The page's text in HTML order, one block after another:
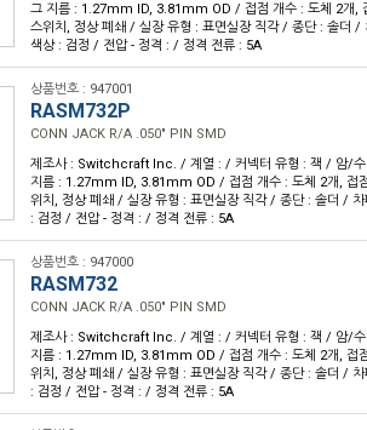
그 지름 : 1.27mm ID, 3.81mm OD / 접점 개수 : 도체 2개,
스위치, 정상 폐쇄 / 실장 유형 : 표면실장 직각 / 종단 : 솔더
색상 : 검정 / 전압 - 정격 : / 정격 전류 : 5A
상품번호 : 947001
RASM732P
CONN JACK R/A .050" PIN SMD
제조사 : Switchcraft Inc. / 계열 : / 커넥터 유형 : 잭 / 암/수
지름 : 1.27mm ID, 3.81mm OD / 접점 개수 : 도체 2개, 접
위치, 정상 폐쇄 / 실장 유형 : 표면실장 직각 / 종단 : 솔더 /
: 검정 / 전압 - 정격 : / 정격 전류 : 5A
상품번호 : 947000
RASM732
CONN JACK R/A .050" PIN SMD
제조사 : Switchcraft Inc. / 계열 : / 커넥터 유형 : 잭 / 암/수
지름 : 1.27mm ID, 3.81mm OD / 접점 개수 : 도체 2개, 접
위치, 정상 폐쇄 / 실장 유형 : 표면실장 직각 / 종단 : 솔더 /
: 검정 / 전압 - 정격 : / 정격 전류 : 5A